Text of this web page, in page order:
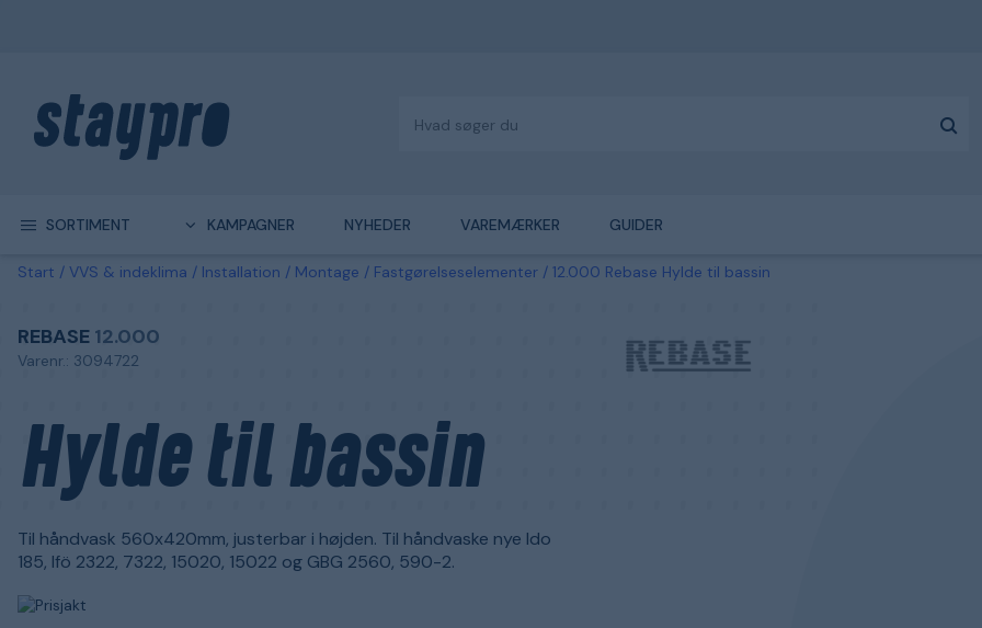
SORTIMENT KAMPAGNER NYHEDER VAREMÆRKER GUIDER
Start VVS & indeklima Installation Montage Fastgørelseselementer 12.000 Rebase Hylde til bassin
REBASE 12.000
Varenr.: 3094722
Hylde til bassin
Til håndvask 560x420mm, justerbar i højden. Til håndvaske nye Ido
185, Ifö 2322, 7322, 15020, 15022 og GBG 2560, 590-2.